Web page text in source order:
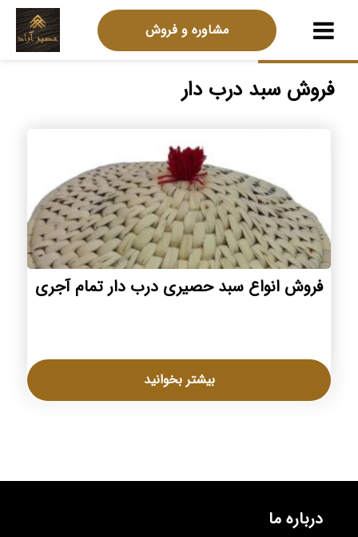
مشاوره و فروش
فروش سبد درب دار
فروش انواع سبد حصیری درب دار تمام آجری
بیشتر بخوانید
درباره ما